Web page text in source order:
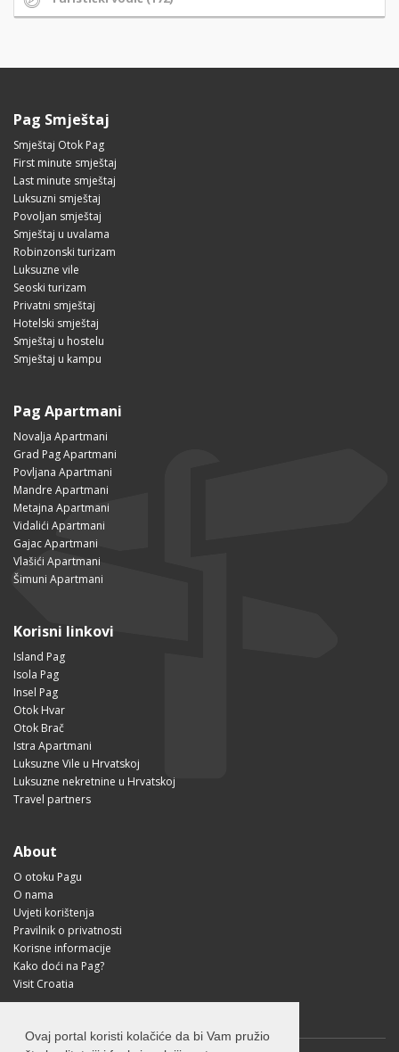
Ovaj portal koristi kolačiće da bi Vam pružio
Pag Smještaj
Smještaj Otok Pag
First minute smještaj
Last minute smještaj
Luksuzni smještaj
Povoljan smještaj
Smještaj u uvalama
Robinzonski turizam
Luksuzne vile
Seoski turizam
Privatni smještaj
Hotelski smještaj
Smještaj u hostelu
Smještaj u kampu
Pag Apartmani
Novalja Apartmani
Grad Pag Apartmani
Povljana Apartmani
Mandre Apartmani
Metajna Apartmani
Vidalići Apartmani
Gajac Apartmani
Vlašići Apartmani
Šimuni Apartmani
Korisni linkovi
Island Pag
Isola Pag
Insel Pag
Otok Hvar
Otok Brač
Istra Apartmani
Luksuzne Vile u Hrvatskoj
Luksuzne nekretnine u Hrvatskoj
Travel partners
About
O otoku Pagu
O nama
Uvjeti korištenja
Pravilnik o privatnosti
Korisne informacije
Kako doći na Pag?
Visit Croatia